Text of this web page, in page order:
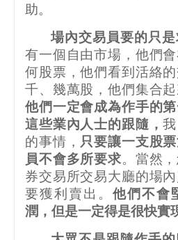
助。
場內交易員要的只是
有一個自由市場，他們
何股票，他們看到活絡
千、幾萬股，他們集合
他們一定會成為作手的
這些業內人士的跟隨，
的事情， 只要讓一支股
員不會多所要求。當然
券交易所交易大廳的場
要獲利賣出。 他們不會
潤，但是一定得是很快實